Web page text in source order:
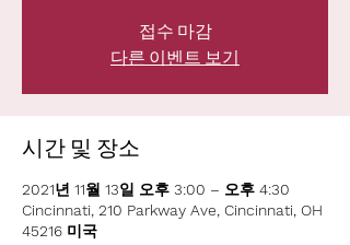
접수 마감
다른 이벤트 보기
시간 및 장소
2021년 11월 13일 오후 3:00 – 오후 4:30
Cincinnati, 210 Parkway Ave, Cincinnati, OH
45216 미국